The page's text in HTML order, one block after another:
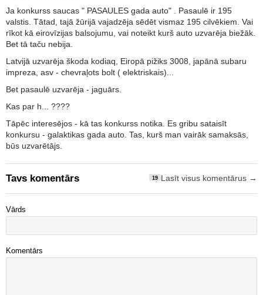
Ja konkurss saucas " PASAULES gada auto" . Pasaulē ir 195
valstis. Tātad, tajā žūrijā vajadzēja sēdēt vismaz 195 cilvēkiem. Vai
rīkot kā eirovīzijas balsojumu, vai noteikt kurš auto uzvarēja biežāk.
Bet tā taču nebija.
Latvijā uzvarēja škoda kodiaq, Eiropā pižiks 3008, japānā subaru
impreza, asv - chevraļots bolt ( elektriskais)...
Bet pasaulē uzvarēja - jaguārs.
Kas par h... ????
Tāpēc interesējos - kā tas konkurss notika. Es gribu sataisīt
konkursu - galaktikas gada auto. Tas, kurš man vairāk samaksās,
būs uzvarētājs.
Tavs komentārs 19 Lasīt visus komentārus →
Vārds
Komentārs